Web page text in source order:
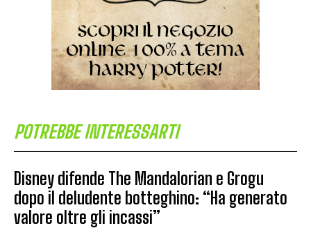
POTREBBE INTERESSARTI
Disney difende The Mandalorian e Grogu
dopo il deludente botteghino: “Ha generato
valore oltre gli incassi”